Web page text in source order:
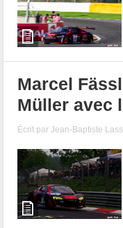
Marcel
Müller avec
Écrit parJean-Baptiste